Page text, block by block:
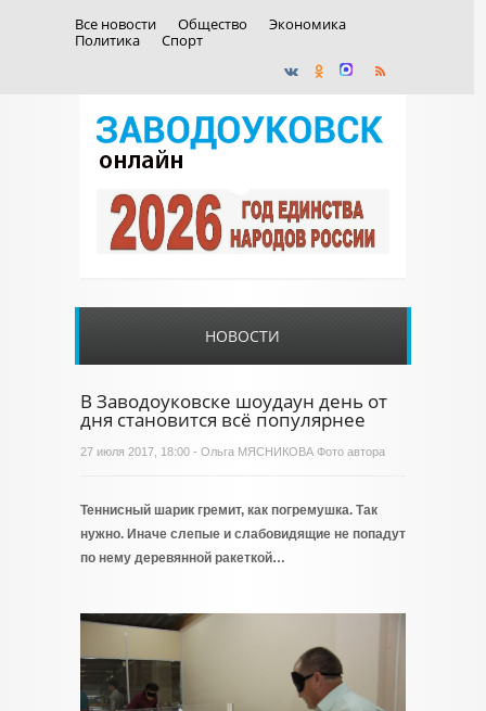
Все новости Общество
Экономика
Политика
Спорт
НОВОСТИ
В Заводоуковске шоудаун день от
дня становится всё популярнее
27 июля 2017, 18:00 - Ольга МЯСНИКОВА Фото автора
Теннисный шарик гремит, как погремушка. Так
нужно. Иначе слепые и слабовидящие не попадут
по нему деревянной ракеткой…